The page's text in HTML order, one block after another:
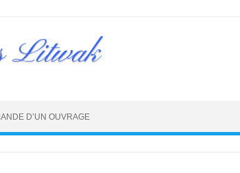
Litwak
D’UN OUVRAGE